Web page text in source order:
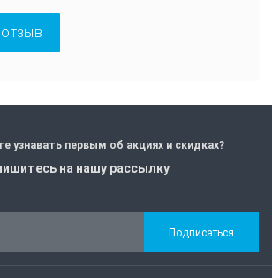
узнавать первым об акциях и скидках?
на нашу рассылку
Подписаться